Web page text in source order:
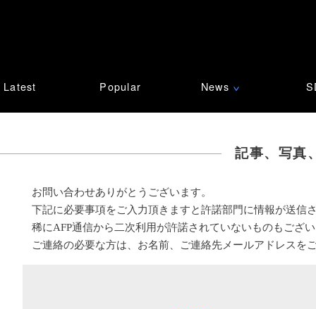
Latest Popular News ∨
記事、写真
お問い合わせありがとうございます。
下記に必要事項をご入力頂きますと許諾部門に情報が送信
稀にAFP通信から二次利用が許諾されていないものもござ
ご連絡の必要な方は、お名前、ご連絡先メールアドレスを